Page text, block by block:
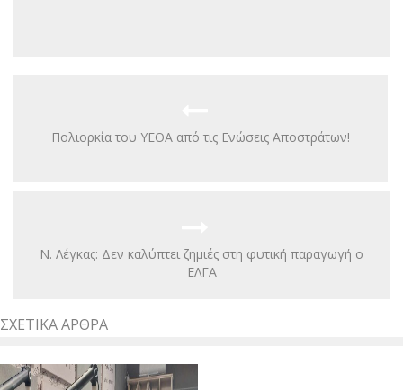
Πολιορκία του ΥΕΘΑ από τις Ενώσεις Αποστράτων!
Ν. Λέγκας: Δεν καλύπτει ζημιές στη φυτική παραγωγή ο
ΕΛΓΑ
ΣΧΕΤΙΚΆ ΆΡΘΡΑ